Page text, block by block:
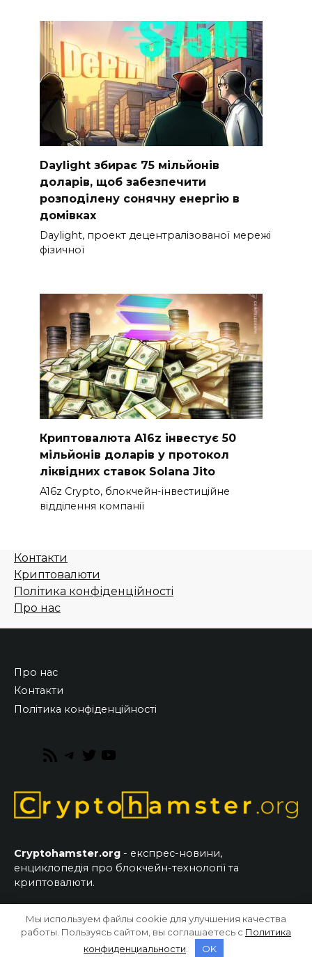
Daylight збирає 75 мільйонів
доларів, щоб забезпечити
розподілену сонячну енергію в
домівках
Daylight, проект децентралізованої мережі
фізичної
Криптовалюта A16z інвестує 50
мільйонів доларів у протокол
ліквідних ставок Solana Jito
A16z Crypto, блокчейн-інвестиційне
відділення компанії
Контакти
Криптовалюти
Політика конфіденційності
Про нас
Про нас
Контакти
Політика конфіденційності
RSS
Telegram
Twitter
Cryptohamster.org - експрес-новини,
енциклопедія про блокчейн-технології та
криптовалюти.
© 2026 CryptoHamster.org
Мы используем файлы cookie для улучшения качества
работы. Пользуясь сайтом, вы соглашаетесь с Политика
конфиденциальности
OK